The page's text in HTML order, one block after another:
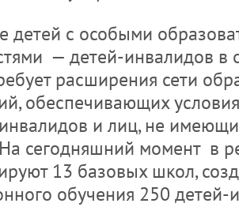
детей с особыми
— детей-инвалидов в
расширения сети
обеспечивающих
и лиц, не
сегодняшний момент в
13 базовых школ,
обучения 250 детей-